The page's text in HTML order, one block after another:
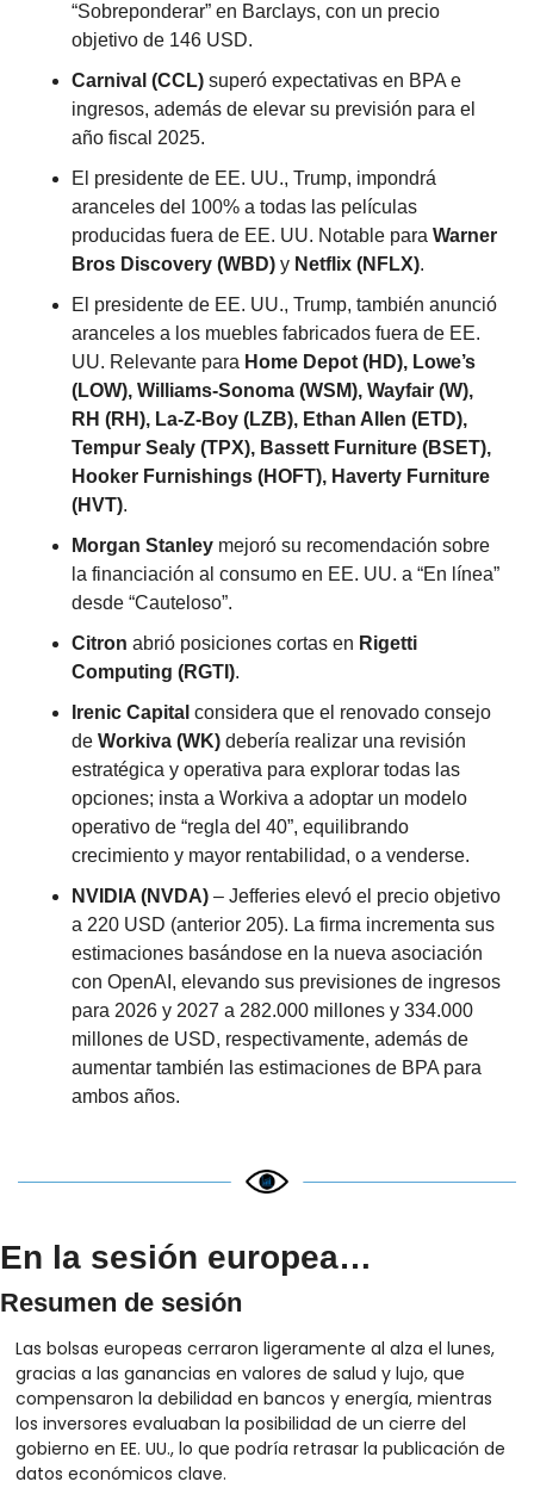
“Sobreponderar” en Barclays, con un precio
objetivo de 146 USD.
Carnival (CCL) superó expectativas en BPA e
ingresos, además de elevar su previsión para el
año fiscal 2025.
El presidente de EE. UU., Trump, impondrá
aranceles del 100% a todas las películas
producidas fuera de EE. UU. Notable para Warner
Bros Discovery (WBD) y Netflix (NFLX).
El presidente de EE. UU., Trump, también anunció
aranceles a los muebles fabricados fuera de EE.
UU. Relevante para Home Depot (HD), Lowe’s
(LOW), Williams-Sonoma (WSM), Wayfair (W),
RH (RH), La-Z-Boy (LZB), Ethan Allen (ETD),
Tempur Sealy (TPX), Bassett Furniture (BSET),
Hooker Furnishings (HOFT), Haverty Furniture
(HVT).
Morgan Stanley mejoró su recomendación sobre
la financiación al consumo en EE. UU. a “En línea”
desde “Cauteloso”.
Citron abrió posiciones cortas en Rigetti
Computing (RGTI).
Irenic Capital considera que el renovado consejo
de Workiva (WK) debería realizar una revisión
estratégica y operativa para explorar todas las
opciones; insta a Workiva a adoptar un modelo
operativo de “regla del 40”, equilibrando
crecimiento y mayor rentabilidad, o a venderse.
NVIDIA (NVDA) – Jefferies elevó el precio objetivo
a 220 USD (anterior 205). La firma incrementa sus
estimaciones basándose en la nueva asociación
con OpenAI, elevando sus previsiones de ingresos
para 2026 y 2027 a 282.000 millones y 334.000
millones de USD, respectivamente, además de
aumentar también las estimaciones de BPA para
ambos años.
En la sesión europea…
Resumen de sesión
Las bolsas europeas cerraron ligeramente al alza el lunes,
gracias a las ganancias en valores de salud y lujo, que
compensaron la debilidad en bancos y energía, mientras
los inversores evaluaban la posibilidad de un cierre del
gobierno en EE. UU., lo que podría retrasar la publicación de
datos económicos clave.